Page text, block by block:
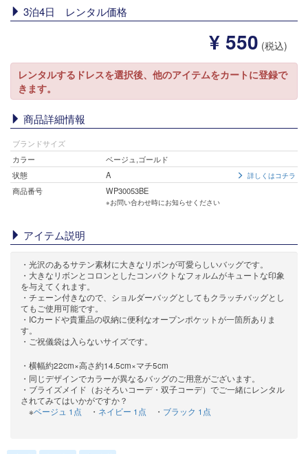
3泊4日 レンタル価格
¥ 550 (税込)
レンタルするドレスを選択後、他のアイテムをカートに登録で
きます。
商品詳細情報
ブランドサイズ
カラー
ベージュ,ゴールド
状態
A 詳しくはコチラ
商品番号 WP30053BE
※お問い合わせ時にお知らせください
アイテム説明
・光沢のあるサテン素材に大きなリボンが可愛らしいバッグです。
・大きなリボンとコロンとしたコンパクトなフォルムがキュートな印象
を与えてくれます。
・チェーン付きなので、ショルダーバッグとしてもクラッチバッグとし
てもご使用可能です。
・ICカードや貴重品の収納に便利なオープンポケットが一箇所ありま
す。
・ご祝儀袋は入らないサイズです。
・横幅約22cm×高さ約14.5cm×マチ5cm
・同じデザインでカラーが異なるバッグのご用意がございます。
・ブライズメイド（おそろいコーデ・双子コーデ）でご一緒にレンタル
されてみてはいかがですか？
※ベージュ 1点 ・ ネイビー 1点 ・ ブラック 1点